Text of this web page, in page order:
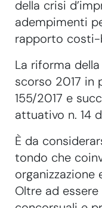
della crisi
adempimenti
rapporto costi-
La riforma
scorso 2017 in
155/2017 e
attuativo n. 14
È da
tondo che
organizzazione
Oltre ad